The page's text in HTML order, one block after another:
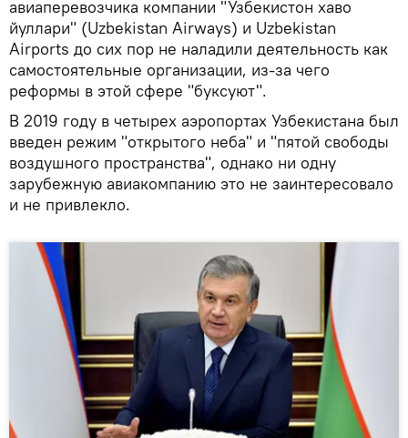
авиаперевозчика компании "Узбекистон хаво
йуллари" (Uzbekistan Airways) и Uzbekistan
Airports до сих пор не наладили деятельность как
самостоятельные организации, из-за чего
реформы в этой сфере "буксуют".
В 2019 году в четырех аэропортах Узбекистана был
введен режим "открытого неба" и "пятой свободы
воздушного пространства", однако ни одну
зарубежную авиакомпанию это не заинтересовало
и не привлекло.